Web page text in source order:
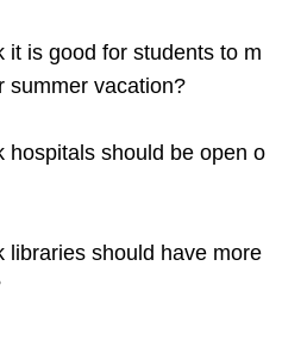
it is good for students to m
vacation?
hospitals should be open o
libraries should have more